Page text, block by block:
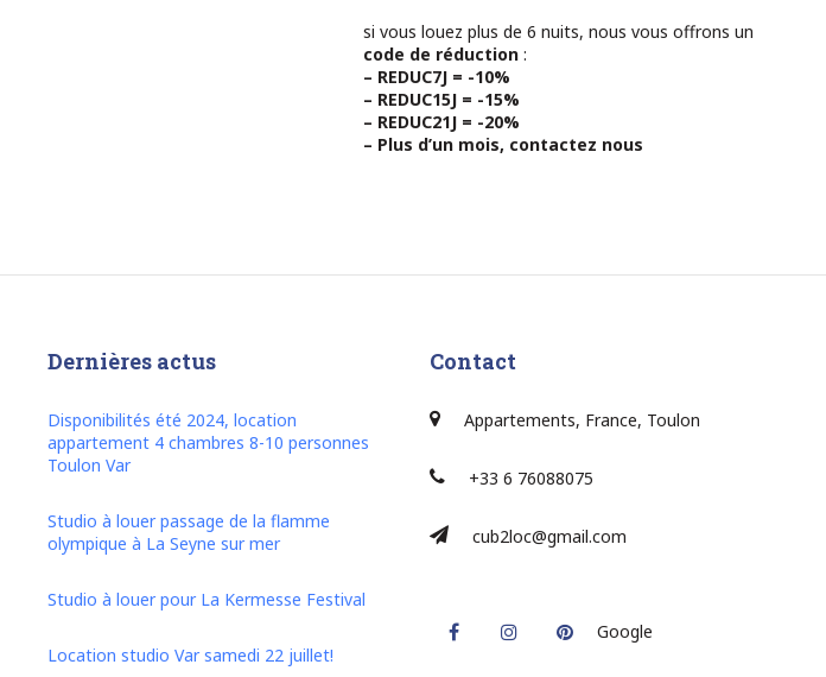
si vous louez plus de 6 nuits, nous vous offrons un
code de réduction:
– REDUC7J = -10%
– REDUC15J = -15%
– REDUC21J = -20%
– Plus d’un mois, contactez nous
Dernières actus
Disponibilités été 2024, location
appartement 4 chambres 8-10 personnes
Toulon Var
Studio à louer passage de la flamme
olympique à La Seyne sur mer
Studio à louer pour La Kermesse Festival
Location studio Var samedi 22 juillet!
Contact
Appartements, France, Toulon
+33 6 76088075
cub2loc@gmail.com
Facebook InstagramPinterest
Google